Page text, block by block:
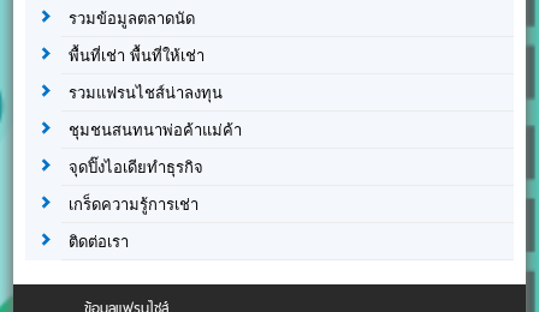
รวมข้อมูลตลาดนัด
พื้นที่เช่า พื้นที่ให้เช่า
รวมแฟรนไชส์น่าลงทุน
ชุมชนสนทนาพ่อค้าแม่ค้า
จุดปิ๊งไอเดียทำธุรกิจ
เกร็ดความรู้การเช่า
ติดต่อเรา